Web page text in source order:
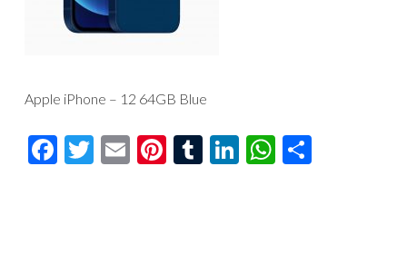
Apple iPhone – 12 64GB Blue
Facebook
Twitter
EmailPinterest
Tumblr
LinkedIn